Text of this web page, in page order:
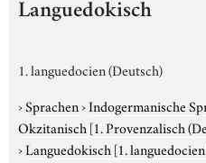
Languedokisch
1. languedocien (Deutsch)
›Sprachen›Indogermanische
Okzitanisch [1. Provenzalisch
›Languedokisch [1.